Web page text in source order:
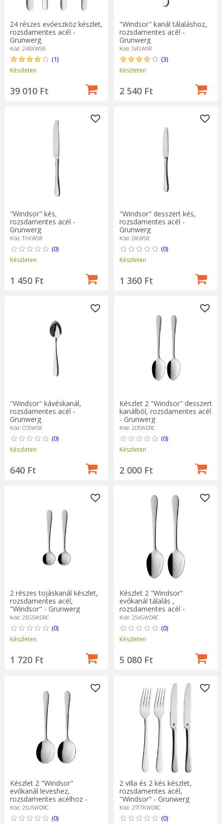
24 részes evőeszköz készlet,
rozsdamentes acél -
Grunwerg
Kód: 24BXWSR
(1)
Készleten
39 010 Ft
"Windsor" kanál tálaláshoz,
rozsdamentes acél -
Grunwerg
Kód: SVGWSR
(3)
Készleten
2 540 Ft
"Windsor" kés,
rozsdamentes acél -
Grunwerg
Kód: TAKWSR
(0)
Készleten
1 450 Ft
"Windsor" desszert kés,
rozsdamentes acél -
Grunwerg
Kód: DKWSR
(0)
Készleten
1 360 Ft
"Windsor" kávéskanál,
rozsdamentes acél -
Grunwerg
Kód: COSWSR
(0)
Készleten
640 Ft
Készlet 2 "Windsor" desszert
kanálból, rozsdamentes acél
- Grunwerg
Kód: 2DSWDRC
(0)
Készleten
2 000 Ft
2 részes tojáskanál készlet,
rozsdamentes acél,
"Windsor" - Grunwerg
Kód: 2EGSWDRC
(0)
Készleten
1 720 Ft
Készlet 2 "Windsor"
evőkanál tálalás ,
rozsdamentes acél -
Grunwerg
Kód: 2SVGWDRC
(0)
Készleten
5 080 Ft
Készlet 2 "Windsor"
evőkanál leveshez,
rozsdamentes acélhoz -
Grunwerg
Kód: 2SUSWDRC
(0)
2 villa és 2 kés készlet,
rozsdamentes acél,
"Windsor" - Grunwerg
Kód: 2TFTKWDRC
(0)